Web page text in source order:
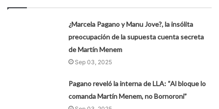
¿Marcela Pagano y Manu Jove?, la insólita
preocupación de la supuesta cuenta secreta
de Martín Menem
Sep 03, 2025
Pagano reveló la interna de LLA: “Al bloque lo
comanda Martín Menem, no Bornoroni”